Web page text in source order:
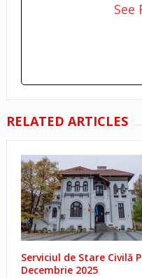
See
RELATED ARTICLES
Serviciul de Stare Civilă
Decembrie 2025